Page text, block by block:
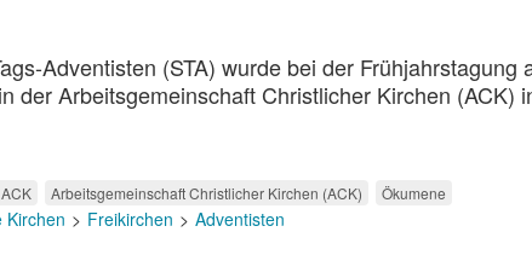
Adventisten (STA) wurde bei der Frühjahrstagung
der Arbeitsgemeinschaft Christlicher Kirchen (ACK)
ACK Arbeitsgemeinschaft Christlicher Kirchen (ACK) Ökumene
Kirchen Freikirchen Adventisten